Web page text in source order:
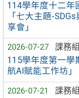
114學年度十二年
「七大主題-
享會」
2026-07-27
課務組
115學年度第一學
航AI賦能工作坊」
2026-07-21
課務組